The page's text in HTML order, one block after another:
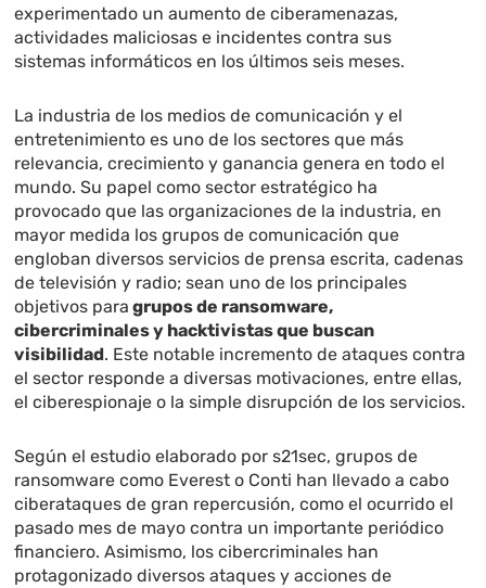
experimentado un aumento de ciberamenazas,
actividades maliciosas e incidentes contra sus
sistemas informáticos en los últimos seis meses.
La industria de los medios de comunicación y el
entretenimiento es uno de los sectores que más
relevancia, crecimiento y ganancia genera en todo el
mundo. Su papel como sector estratégico ha
provocado que las organizaciones de la industria, en
mayor medida los grupos de comunicación que
engloban diversos servicios de prensa escrita, cadenas
de televisión y radio; sean uno de los principales
objetivos para grupos de ransomware,
cibercriminales y hacktivistas que buscan
visibilidad. Este notable incremento de ataques contra
el sector responde a diversas motivaciones, entre ellas,
el ciberespionaje o la simple disrupción de los servicios.
Según el estudio elaborado por s21sec, grupos de
ransomware como Everest o Conti han llevado a cabo
ciberataques de gran repercusión, como el ocurrido el
pasado mes de mayo contra un importante periódico
financiero. Asimismo, los cibercriminales han
protagonizado diversos ataques y acciones de